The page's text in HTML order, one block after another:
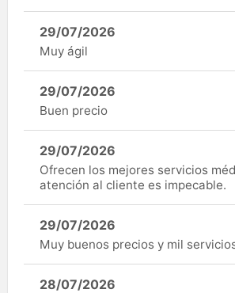
29/07/2026
Muy ágil
29/07/2026
Buen precio
29/07/2026
Ofrecen los mejores servicios
atención al cliente es impecable.
29/07/2026
Muy buenos precios y mil
28/07/2026